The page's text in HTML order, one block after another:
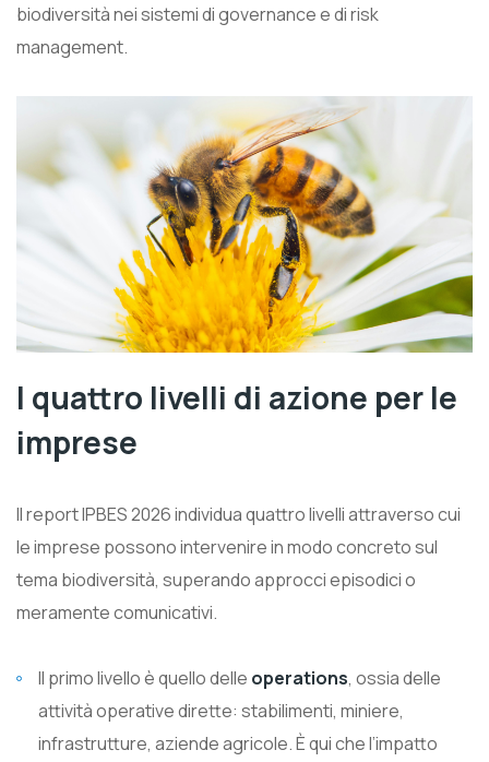
biodiversità nei sistemi di governance e di risk
management.
I quattro livelli di azione per le
imprese
Il report IPBES 2026 individua quattro livelli attraverso cui
le imprese possono intervenire in modo concreto sul
tema biodiversità, superando approcci episodici o
meramente comunicativi.
Il primo livello è quello delle operations, ossia delle
attività operative dirette: stabilimenti, miniere,
infrastrutture, aziende agricole. È qui che l’impatto